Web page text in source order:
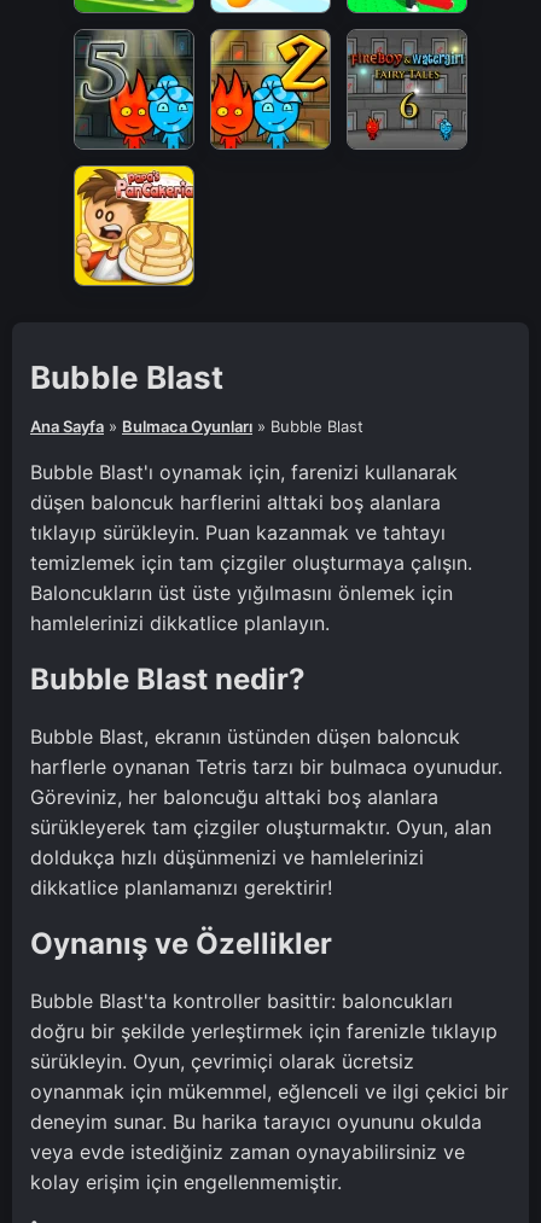
Bubble Blast
Ana Sayfa » Bulmaca Oyunları » Bubble Blast
Bubble Blast'ı oynamak için, farenizi kullanarak
düşen baloncuk harflerini alttaki boş alanlara
tıklayıp sürükleyin. Puan kazanmak ve tahtayı
temizlemek için tam çizgiler oluşturmaya çalışın.
Baloncukların üst üste yığılmasını önlemek için
hamlelerinizi dikkatlice planlayın.
Bubble Blast nedir?
Bubble Blast, ekranın üstünden düşen baloncuk
harflerle oynanan Tetris tarzı bir bulmaca oyunudur.
Göreviniz, her baloncuğu alttaki boş alanlara
sürükleyerek tam çizgiler oluşturmaktır. Oyun, alan
doldukça hızlı düşünmenizi ve hamlelerinizi
dikkatlice planlamanızı gerektirir!
Oynanış ve Özellikler
Bubble Blast'ta kontroller basittir: baloncukları
doğru bir şekilde yerleştirmek için farenizle tıklayıp
sürükleyin. Oyun, çevrimiçi olarak ücretsiz
oynanmak için mükemmel, eğlenceli ve ilgi çekici bir
deneyim sunar. Bu harika tarayıcı oyununu okulda
veya evde istediğiniz zaman oynayabilirsiniz ve
kolay erişim için engellenmemiştir.